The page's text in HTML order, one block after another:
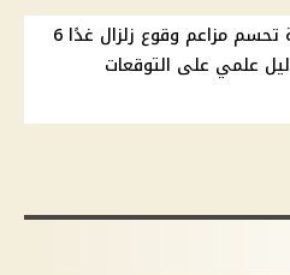
البحوث الفلكية تحسم مزاعم وقوع زلزال غدًا 6
علمي على التوقعات